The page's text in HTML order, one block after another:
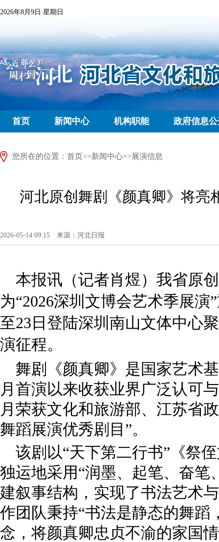
2026年8月9日 星期日
首页 新闻中心 机构职能 政府信息
您所在的位置： 首页>>新闻中心>>展演信息
河北原创舞剧《颜真卿》将亮
2026-05-14 09:15 来源：河北日报
本报讯（记者肖煜）我省原
为“2026深圳文博会艺术季展演
至23日登陆深圳南山文体中心
演征程。
舞剧《颜真卿》是国家艺术
月首演以来收获业界广泛认可
月荣获文化和旅游部、江苏省
舞蹈展演优秀剧目”。
该剧以“天下第二行书”《祭
独运地采用“润墨、起笔、奋笔
建叙事结构，实现了书法艺术
作团队秉持“书法是静态的舞蹈
念，将颜真卿忠贞不渝的家国